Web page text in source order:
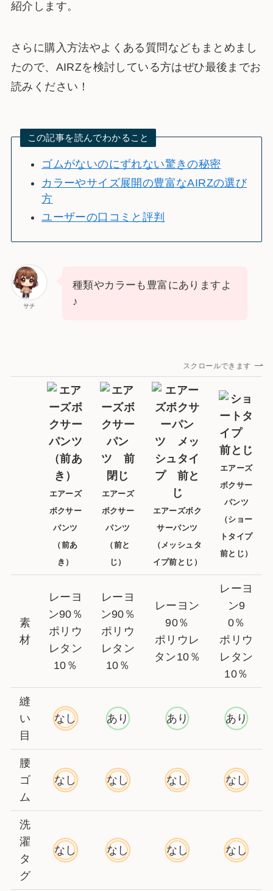
紹介します。
さらに購入方法やよくある質問などもまとめまし
たので、AIRZを検討している方はぜひ最後までお
読みください！
この記事を読んでわかること
ゴムがないのにずれない驚きの秘密
カラーやサイズ展開の豊富なAIRZの選び
方
ユーザーの口コミと評判
サチ
種類やカラーも豊富にありますよ
♪
スクロールできます
エアーズ
ボクサー
パンツ
（前あ
き）
エアーズ
ボクサー
パンツ
（前と
じ）
エアーズボク
サーパンツ
（メッシュタ
イプ前とじ）
エアーズ
ボクサー
パンツ
（ショー
トタイプ
前とじ）
素
材
レーヨ
ン90％
ポリウ
レタン
10％
レーヨ
ン90％
ポリウ
レタン
10％
レーヨン
90％
ポリウレ
タン10％
レーヨ
ン9
0％
ポリウ
レタン
10％
縫
い
目
なし あり あり あり
腰
ゴ
ム
なし なし なし なし
洗
濯
タ
グ
なし なし なし なし